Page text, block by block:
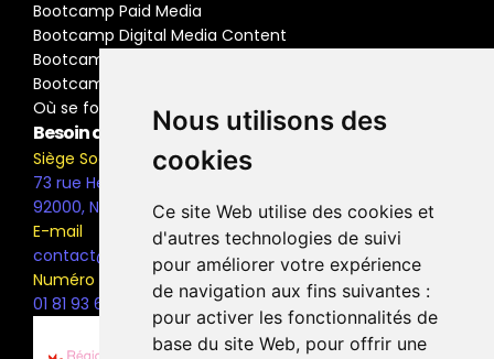
Nous utilisons des
cookies
Ce site Web utilise des cookies et
d'autres technologies de suivi
pour améliorer votre expérience
de navigation aux fins suivantes :
pour activer les fonctionnalités de
base du site Web, pour offrir une
Bootcamp Paid Media
Bootcamp Digital Media Content
Bootcamp Social Media Manager
Bootcamp Buyer Media
Où se former
Besoin d'information ?
Siège Social
73 rue Henri Barbusse,
92000, Nanterre
E-mail
contact@the-bridge.fr
Numéro de téléphone
01 81 93 68 42